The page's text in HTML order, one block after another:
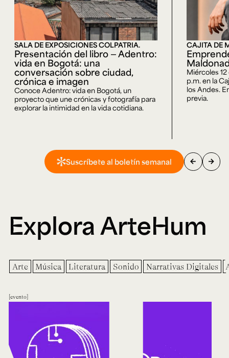
SALA DE EXPOSICIONES COLPATRIA.
Presentación del libro — Adentro:
vida en Bogotá: una
conversación sobre ciudad,
crónica e imagen
Conoce Adentro: vida en Bogotá, un
proyecto que une crónicas y fotografía para
explorar la intimidad en la vida cotidiana.
CAJITA DE
Miércoles
p.m. en la
los Andes.
previa.
Suscríbete al boletín semanal arrow_back arrow_forward
Explora ArteHum
Arte Música Literatura Sonido Narrativas Digitales
evento